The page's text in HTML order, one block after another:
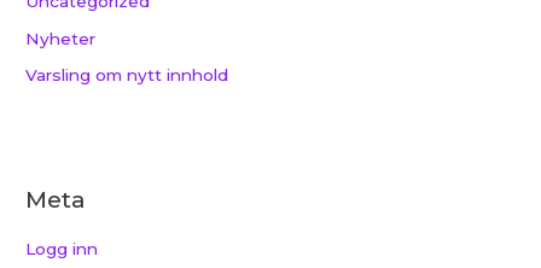
Nyheter
Varsling om nytt innhold
Meta
Logg inn